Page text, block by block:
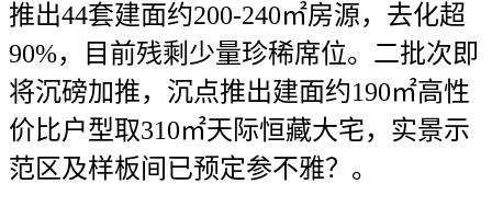
推出44套建面约200-240㎡房源，去化超
90%，目前残剩少量珍稀席位。二批次即
将沉磅加推，沉点推出建面约190㎡高性
价比户型取310㎡天际恒藏大宅，实景示
范区及样板间已预定参不雅？。